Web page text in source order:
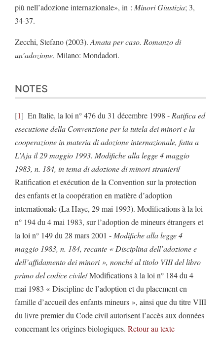
più nell’adozione internazionale», in : Minori Giustizia; 3,
34-37.
Zecchi, Stefano (2003). Amata per caso. Romanzo di
un’adozione, Milano: Mondadori.
NOTES
1 En Italie, la loi n° 476 du 31 décembre 1998 - Ratifica ed
esecuzione della Convenzione per la tutela dei minori e la
cooperazione in materia di adozione internazionale, fatta a
L’Aja il 29 maggio 1993. Modifiche alla legge 4 maggio
1983, n. 184, in tema di adozione di minori stranieri/
Ratification et exécution de la Convention sur la protection
des enfants et la coopération en matière d’adoption
internationale (La Haye, 29 mai 1993). Modifications à la loi
n° 194 du 4 mai 1983, sur l’adoption de mineurs étrangers et
la loi n° 149 du 28 mars 2001 - Modifiche alla legge 4
maggio 1983, n. 184, recante « Disciplina dell’adozione e
dell’affidamento dei minori », nonché al titolo VIII del libro
primo del codice civile/ Modifications à la loi n° 184 du 4
mai 1983 « Discipline de l’adoption et du placement en
famille d’accueil des enfants mineurs », ainsi que du titre VIII
du livre premier du Code civil autorisent l’accès aux données
concernant les origines biologiques. Retour au texte